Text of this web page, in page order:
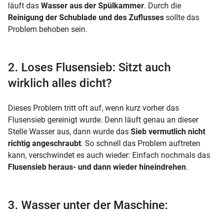
läuft das Wasser aus der Spülkammer. Durch die
Reinigung der Schublade und des Zuflusses sollte das
Problem behoben sein.
2. Loses Flusensieb: Sitzt auch
wirklich alles dicht?
Dieses Problem tritt oft auf, wenn kurz vorher das
Flusensieb gereinigt wurde. Denn läuft genau an dieser
Stelle Wasser aus, dann wurde das Sieb vermutlich nicht
richtig angeschraubt. So schnell das Problem auftreten
kann, verschwindet es auch wieder: Einfach nochmals das
Flusensieb heraus- und dann wieder hineindrehen.
3. Wasser unter der Maschine: